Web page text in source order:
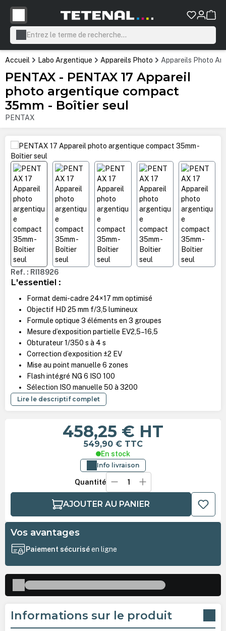
principal
Accueil Labo Argentique Appareils Photo Appareils Photo
PENTAX - PENTAX 17 Appareil
photo argentique compact
35mm - Boîtier seul
PENTAX
Ignorer la galerie d'images
Ref. : RI18926
L'essentiel :
Format demi-cadre 24×17 mm optimisé
Objectif HD 25 mm f/3,5 lumineux
Formule optique 3 éléments en 3 groupes
Mesure d’exposition partielle EV2,5–16,5
Obturateur 1/350 s à 4 s
Correction d’exposition ±2 EV
Mise au point manuelle 6 zones
Flash intégré NG 6 ISO 100
Sélection ISO manuelle 50 à 3200
Lire le descriptif complet
458,25 € HT
549,90 € TTC
En stock
Info livraison
Quantité
AJOUTER AU PANIER
Vos avantages
Paiement sécuriséen ligne
Informations sur le produit